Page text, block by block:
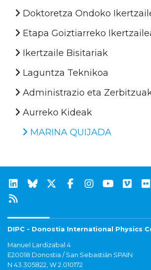
Doktoretza Ondoko
Etapa Goiztiarreko
Ikertzaile Bisitariak
Laguntza Teknikoa
Administrazio eta
Aurreko Kideak
MARINA QUIJADA
DIPC - Donostia International Physics
Manuel Lardizabal 4
E20018 Donostia / San Sebastián SPAIN
N 43.305822, W 2.010172